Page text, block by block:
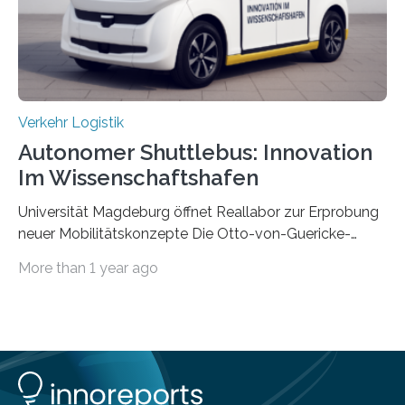
am realen Beispiel ihrer Fabrik…
Verkehr Logistik
Autonomer Shuttlebus: Innovation
Im Wissenschaftshafen
Universität Magdeburg öffnet Reallabor zur Erprobung
neuer Mobilitätskonzepte Die Otto-von-Guericke-
Erforschung neuer Mobilitätskonzepte für Sachsen-
Magdeburger Wissenschaftshafen der Einsatz
autonomer Fahrzeuge und einer digitalen Infrastruktur,
More than 1 year ago